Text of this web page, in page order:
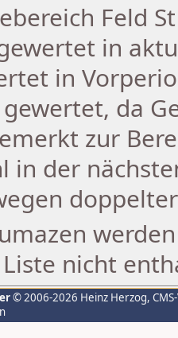
Feld
in
in
da
zur
in der
nicht
© 2006-2026 Heinz Herzog,